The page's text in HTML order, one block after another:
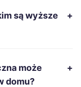
są wyższe
+
może
domu?
+